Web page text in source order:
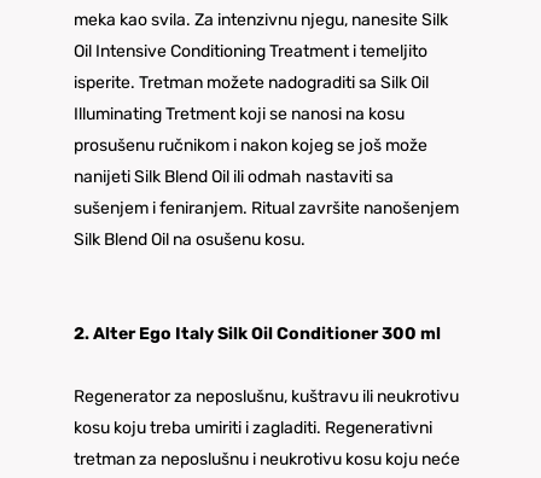
meka kao svila. Za intenzivnu njegu, nanesite Silk
Oil Intensive Conditioning Treatment i temeljito
isperite. Tretman možete nadograditi sa Silk Oil
Illuminating Tretment koji se nanosi na kosu
prosušenu ručnikom i nakon kojeg se još može
nanijeti Silk Blend Oil ili odmah nastaviti sa
sušenjem i feniranjem. Ritual završite nanošenjem
2. Alter Ego Italy Silk Oil Conditioner 300 ml
Regenerator za neposlušnu, kuštravu ili neukrotivu
kosu koju treba umiriti i zagladiti. Regenerativni
tretman za neposlušnu i neukrotivu kosu koju neće